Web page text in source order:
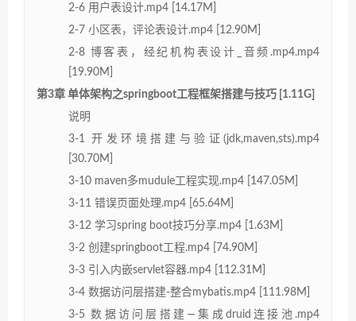
2-6 用户表设计.mp4 [14.17M]
2-7 小区表，评论表设计.mp4 [12.90M]
2-8 博客表，经纪机构表设计_音频.mp4.mp4
[19.90M]
第3章 单体架构之springboot工程框架搭建与技巧 [1.11G]
说明
3-1 开发环境搭建与验证(jdk,maven,sts).mp4
[30.70M]
3-10 maven多mudule工程实现.mp4 [147.05M]
3-11 错误页面处理.mp4 [65.64M]
3-12 学习spring boot技巧分享.mp4 [1.63M]
3-2 创建springboot工程.mp4 [74.90M]
3-3 引入内嵌servlet容器.mp4 [112.31M]
3-4 数据访问层搭建-整合mybatis.mp4 [111.98M]
3-5 数据访问层搭建—集成druid连接池.mp4